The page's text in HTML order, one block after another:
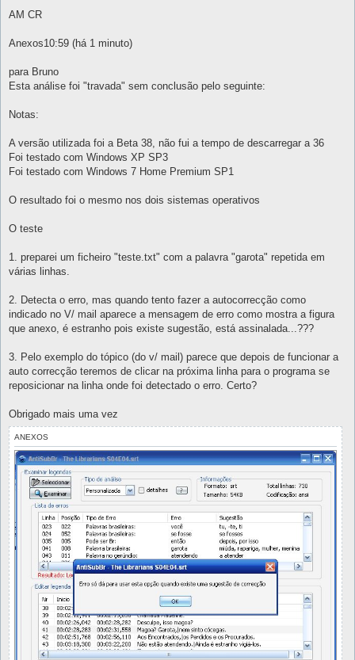
n
g
AM CR
Anexos10:59 (há 1 minuto)
para Bruno
Esta análise foi "travada" sem conclusão pelo seguinte:
Notas:
A versão utilizada foi a Beta 38, não fui a tempo de descarregar a 36
Foi testado com Windows XP SP3
Foi testado com Windows 7 Home Premium SP1
O resultado foi o mesmo nos dois sistemas operativos
O teste
1. preparei um ficheiro "teste.txt" com a palavra "garota" repetida em
várias linhas.
2. Detecta o erro, mas quando tento fazer a autocorrecção como
indicado no V/ mail aparece a mensagem de erro como mostra a figura
que anexo, é estranho pois existe sugestão, está assinalada...???
3. Pelo exemplo do tópico (do v/ mail) parece que depois de funcionar a
auto correcção teremos de clicar na próxima linha para o programa se
reposicionar na linha onde foi detectado o erro. Certo?
Obrigado mais uma vez
ANEXOS